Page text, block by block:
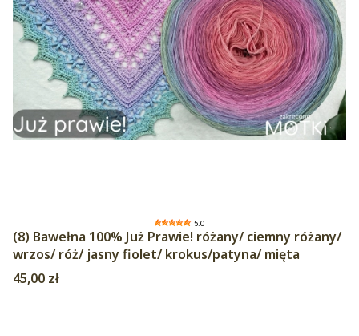
5.0
(8) Bawełna 100% Już Prawie! różany/ ciemny różany/
wrzos/ róż/ jasny fiolet/ krokus/patyna/ mięta
Cena
45,00 zł